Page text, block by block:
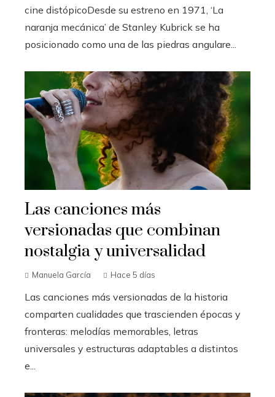
cine distópicoDesde su estreno en 1971, ‘La
naranja mecánica’ de Stanley Kubrick se ha
posicionado como una de las piedras angulare...
Las canciones más
versionadas que combinan
nostalgia y universalidad
Manuela García Hace 5 días
Las canciones más versionadas de la historia
comparten cualidades que trascienden épocas y
fronteras: melodías memorables, letras
universales y estructuras adaptables a distintos
e...